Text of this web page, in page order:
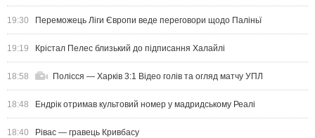
19:30 Переможець Ліги Європи веде переговори щодо Паліньї
19:19 Крістал Пелес близький до підписання Халайлі
18:58 Полісся — Харків 3:1 Відео голів та огляд матчу УПЛ
18:48 Ендрік отримав культовий номер у мадридському Реалі
18:40 Рівас — гравець Кривбасу